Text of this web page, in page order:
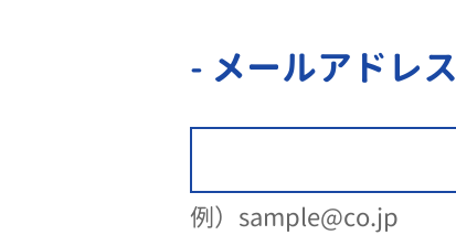
- メールアドレス
例）sample@co.jp